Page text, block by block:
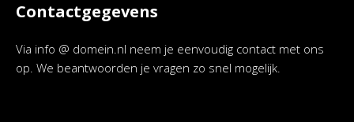
Contactgegevens
Via info @ domein.nl neem je eenvoudig contact met ons
op. We beantwoorden je vragen zo snel mogelijk.